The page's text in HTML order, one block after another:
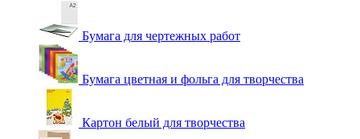
Бумага для чертежных работ
Бумага цветная и фольга для творчества
Картон белый для творчества